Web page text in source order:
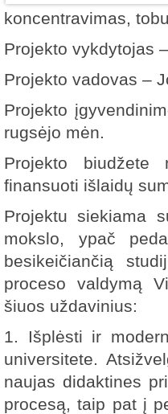
koncentravimas,
Projekto vykdytojas
Projekto vadovas –
Projekto
rugsėjo mėn.
Projekto biudžete
finansuoti išlaidų
Projektu siekiama
mokslo, ypač
besikeičiančią
proceso valdymą
šiuos uždavinius:
1. Išplėsti ir
universitete.
naujas didaktines
procesą, taip pat į